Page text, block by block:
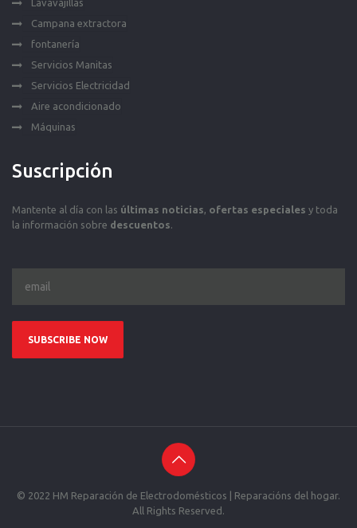
Lavavajillas
Campana extractora
fontanería
Servicios Manitas
Servicios Electricidad
Aire acondicionado
Máquinas
Suscripción
Mantente al día con las últimas noticias, ofertas especiales y toda
la información sobre descuentos.
© 2022 HM Reparación de Electrodomésticos | Reparacións del hogar.
All Rights Reserved.